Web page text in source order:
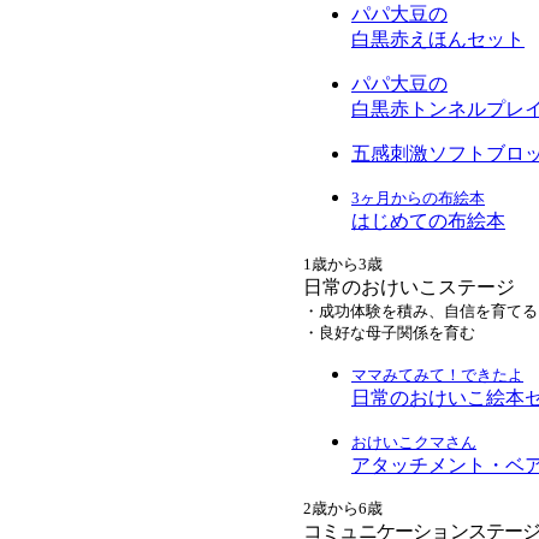
パパ大豆の
白黒赤えほんセット
パパ大豆の
白黒赤トンネルプレ
五感刺激ソフトブロ
3ヶ月からの布絵本
はじめての布絵本
1歳から3歳
日常のおけいこステージ
・成功体験を積み、自信を育てる
・良好な母子関係を育む
ママみてみて！できたよ
日常のおけいこ絵本
おけいこクマさん
アタッチメント・ベ
2歳から6歳
コミュニケーションステージ